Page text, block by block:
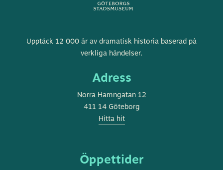
Göteborgs
stadsmuseum
Upptäck 12 000 år av dramatisk historia baserad på
verkliga händelser.
Adress
Norra Hamngatan 12
411 14 Göteborg
Hitta hit
Öppettider